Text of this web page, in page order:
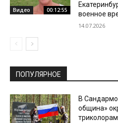
Видео 00:12:55
военное
14.07.2026
ПОПУЛЯРНОЕ
В
община»